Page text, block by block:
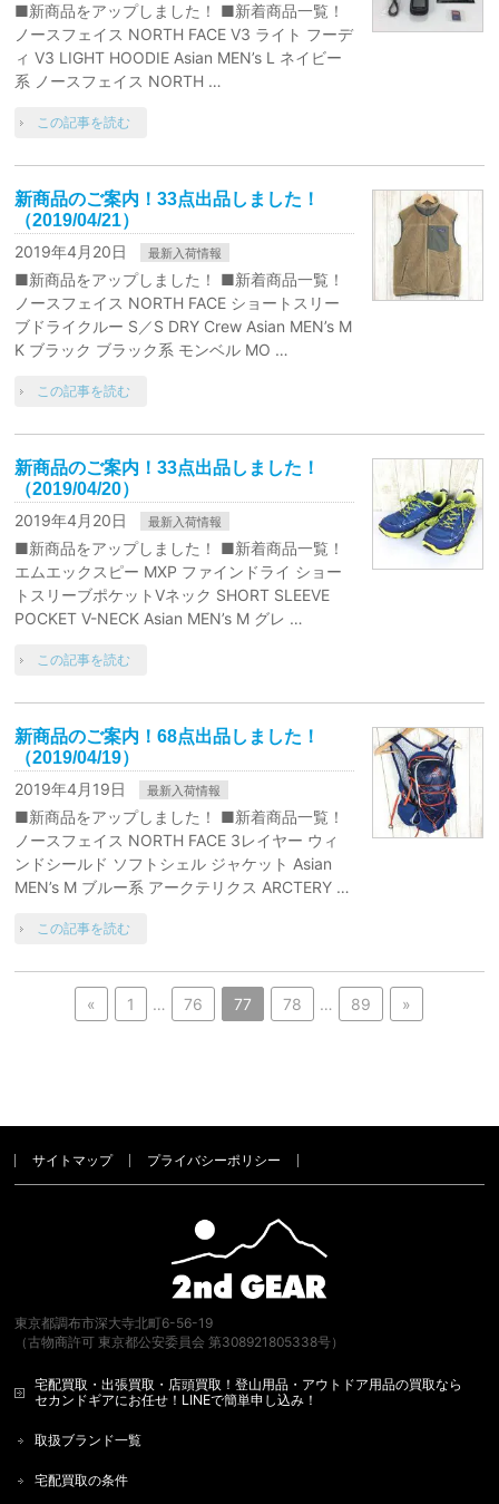
■新商品をアップしました！ ■新着商品一覧！
ノースフェイス NORTH FACE V3 ライト フーデ
ィ V3 LIGHT HOODIE Asian MEN’s L ネイビー
系 ノースフェイス NORTH …
この記事を読む
新商品のご案内！33点出品しました！
（2019/04/21）
2019年4月20日
最新入荷情報
■新商品をアップしました！ ■新着商品一覧！
ノースフェイス NORTH FACE ショートスリー
ブドライクルー S／S DRY Crew Asian MEN’s M
K ブラック ブラック系 モンベル MO …
この記事を読む
新商品のご案内！33点出品しました！
（2019/04/20）
2019年4月20日
最新入荷情報
■新商品をアップしました！ ■新着商品一覧！
エムエックスピー MXP ファインドライ ショー
トスリーブポケットVネック SHORT SLEEVE
POCKET V-NECK Asian MEN’s M グレ …
この記事を読む
新商品のご案内！68点出品しました！
（2019/04/19）
2019年4月19日
最新入荷情報
■新商品をアップしました！ ■新着商品一覧！
ノースフェイス NORTH FACE 3レイヤー ウィ
ンドシールド ソフトシェル ジャケット Asian
MEN’s M ブルー系 アークテリクス ARCTERY …
この記事を読む
« 1 … 76 77 78 … 89 »
サイトマップ プライバシーポリシー
東京都調布市深大寺北町6-56-19
（古物商許可 東京都公安委員会 第308921805338号）
宅配買取・出張買取・店頭買取！登山用品・アウトドア用品の買取なら
セカンドギアにお任せ！LINEで簡単申し込み！
取扱ブランド一覧
宅配買取の条件